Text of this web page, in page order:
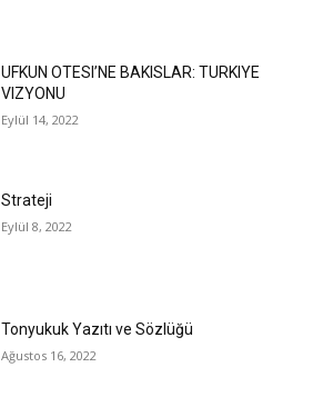
UFKUN OTESI’NE BAKISLAR: TURKIYE
VIZYONU
Eylül 14, 2022
Strateji
Eylül 8, 2022
Tonyukuk Yazıtı ve Sözlüğü
Ağustos 16, 2022